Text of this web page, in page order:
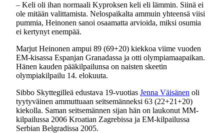
– Keli oli ihan normaali Kyproksen keli eli lämmin. Siinä ei
ole mitään valittamista. Nelospaikalta ammuin yhteensä viisi
pummia, Heinonen sanoi osaamatta arvioida, miksi osumia
ei kertynyt enempää.
Marjut Heinonen ampui 89 (69+20) kiekkoa viime vuoden
EM-kisassa Espanjan Granadassa ja otti olympiamaapaikan.
Hänen kauden pääkilpailunsa on naisten skeetin
olympiakilpailu 14. elokuuta.
Sibbo Skyttegilleä edustava 19-vuotias Jenna Väisänen oli
tyytyväinen ammuttuaan seitsemänneksi 63 (22+21+20)
kiekolla. Saman seitsemännen sijan hän on laukonut MM-
kilpailussa 2006 Kroatian Zagrebissa ja EM-kilpailussa
Serbian Belgradissa 2005.